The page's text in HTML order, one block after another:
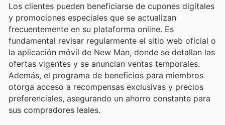
Los clientes pueden beneficiarse de cupones digitales
y promociones especiales que se actualizan
frecuentemente en su plataforma online. Es
fundamental revisar regularmente el sitio web oficial o
la aplicación móvil de New Man, donde se detallan las
ofertas vigentes y se anuncian ventas temporales.
Además, el programa de beneficios para miembros
otorga acceso a recompensas exclusivas y precios
preferenciales, asegurando un ahorro constante para
sus compradores leales.